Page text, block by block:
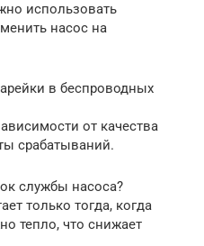
использовать
насос на
в беспроводных
от качества
срабатываний.
службы насоса?
только тогда, когда
тепло, что снижает